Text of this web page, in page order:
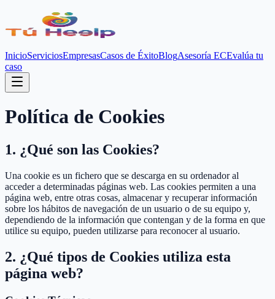
InicioServiciosEmpresasCasos de ÉxitoBlogAsesoría ECEvalúa tu
caso
Política de Cookies
1. ¿Qué son las Cookies?
Una cookie es un fichero que se descarga en su ordenador al
acceder a determinadas páginas web. Las cookies permiten a una
página web, entre otras cosas, almacenar y recuperar información
sobre los hábitos de navegación de un usuario o de su equipo y,
dependiendo de la información que contengan y de la forma en que
utilice su equipo, pueden utilizarse para reconocer al usuario.
2. ¿Qué tipos de Cookies utiliza esta
página web?